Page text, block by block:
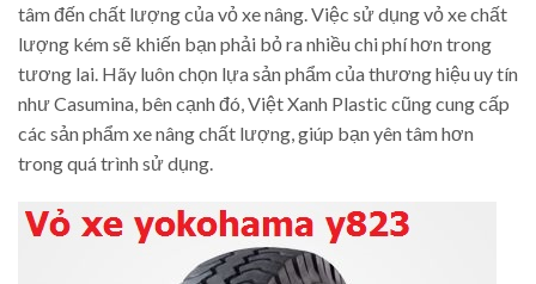
tâm đến chất lượng của vỏ xe nâng. Việc sử dụng vỏ xe chất
lượng kém sẽ khiến bạn phải bỏ ra nhiều chi phí hơn trong
tương lai. Hãy luôn chọn lựa sản phẩm của thương hiệu uy tín
như Casumina, bên cạnh đó, Việt Xanh Plastic cũng cung cấp
các sản phẩm xe nâng chất lượng, giúp bạn yên tâm hơn
trong quá trình sử dụng.